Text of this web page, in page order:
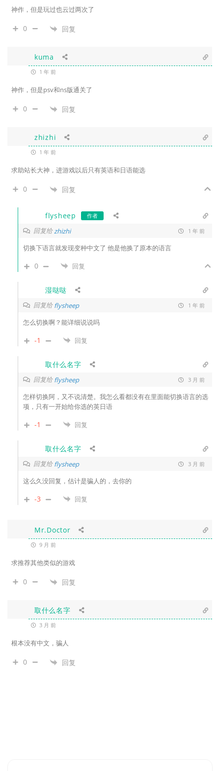
神作，但是玩过也云过两次了
0 回复
kuma
1 年 前
神作，但是psv和ns版通关了
0 回复
zhizhi
1 年 前
求助站长大神，进游戏以后只有英语和日语能选
0 回复
flysheep 作者
回复给zhizhi 1 年 前
切换下语言就发现变种中文了 他是他换了原本的语言
0 回复
湿哒哒
回复给flysheep 1 年 前
怎么切换啊？能详细说说吗
-1 回复
取什么名字
回复给flysheep 3 月 前
怎样切换阿，又不说清楚。我怎么看都没有在里面能切换语言的选
项，只有一开始给你选的英日语
-1 回复
取什么名字
回复给flysheep 3 月 前
这么久没回复，估计是骗人的，去你的
-3 回复
Mr.Doctor
9 月 前
求推荐其他类似的游戏
0 回复
取什么名字
3 月 前
根本没有中文，骗人
0 回复